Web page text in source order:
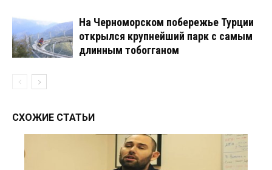
На Черноморском побережье Турции
открылся крупнейший парк с самым
длинным тобогганом
СХОЖИЕ СТАТЬИ